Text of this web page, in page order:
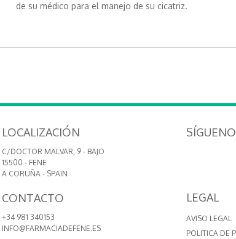
de su médico para el manejo de su cicatriz.
LOCALIZACIÓN
C/DOCTOR MALVAR, 9 - BAJO
15500 - FENE
A CORUÑA - SPAIN
CONTACTO
+34 981 340153
INFO@FARMACIADEFENE.ES
LEGAL
AVISO LEGAL
POLITICA DE